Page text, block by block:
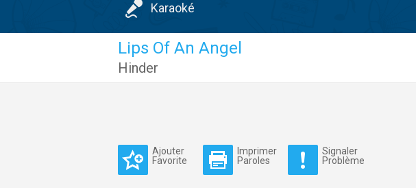
Karaoké
Lips Of An Angel
Hinder
Ajouter
Favorite
Imprimer
Paroles
Signaler
Problème